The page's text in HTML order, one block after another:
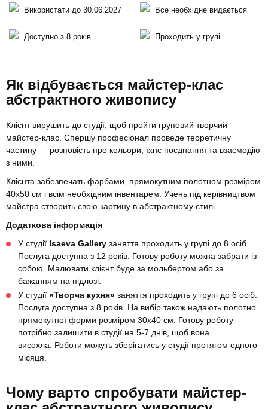
Використати до 30.06.2027 Все необхідне видається
Доступно з 8 років Проходить у групі
Як відбувається майстер-клас
абстрактного живопису
Клієнт вирушить до студії, щоб пройти груповий творчий
майстер-клас. Спершу професіонал проведе теоретичну
частину — розповість про кольори, їхнє поєднання та взаємодію
з ними.
Клієнта забезпечать фарбами, прямокутним полотном розміром
40х50 см і всім необхідним інвентарем. Учень під керівництвом
майстра створить свою картину в абстрактному стилі.
Додаткова інформація
У студії Isaeva Gallery заняття проходить у групі до 8 осіб.
Послуга доступна з 12 років. Готову роботу можна забрати із
собою. Малювати клієнт буде за мольбертом або за
бажанням на підлозі.
У студії «Творча кухня» заняття проходить у групі до 6 осіб.
Послуга доступна з 8 років. На вибір також надають полотно
прямокутної форми розміром 30х40 см. Готову роботу
потрібно залишити в студії на 5-7 днів, щоб вона
висохла. Роботи можуть зберігатись у студії протягом одного
місяця.
Чому варто спробувати майстер-